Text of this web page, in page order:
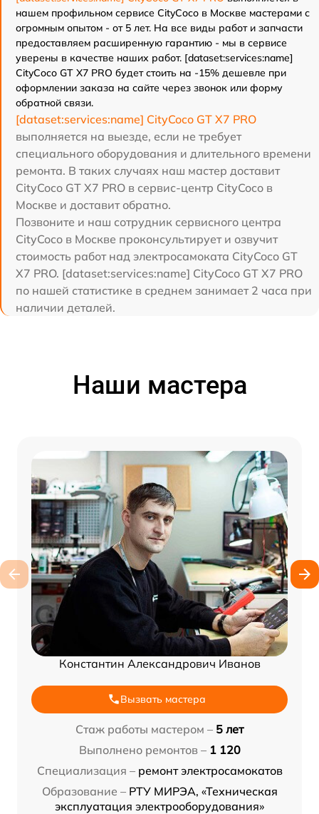
нашем профильном сервисе CityCoco в Москве мастерами с
огромным опытом - от 5 лет. На все виды работ и запчасти
предоставляем расширенную гарантию - мы в сервисе
уверены в качестве наших работ. [dataset:services:name]
CityCoco GT X7 PRO будет стоить на -15% дешевле при
оформлении заказа на сайте через звонок или форму
обратной связи.
[dataset:services:name] CityCoco GT X7 PRO
выполняется на выезде, если не требует
специального оборудования и длительного времени
ремонта. В таких случаях наш мастер доставит
CityCoco GT X7 PRO в сервис-центр CityCoco в
Москве и доставит обратно.
Позвоните и наш сотрудник сервисного центра
CityCoco в Москве проконсультирует и озвучит
стоимость работ над электросамоката CityCoco GT
X7 PRO. [dataset:services:name] CityCoco GT X7 PRO
по нашей статистике в среднем занимает 2 часа при
наличии деталей.
Наши мастера
Константин Александрович Иванов
Вызвать мастера
Стаж работы мастером – 5 лет
Выполнено ремонтов – 1 120
Специализация – ремонт электросамокатов
Образование – РТУ МИРЭА, «Техническая
эксплуатация электрооборудования»